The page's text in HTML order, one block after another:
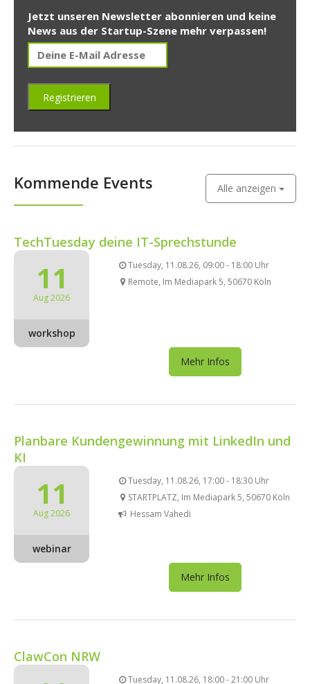
Jetzt unseren Newsletter abonnieren und keine
News aus der Startup-Szene mehr verpassen!
Kommende Events Alle anzeigen
TechTuesday deine IT-Sprechstunde
11
Aug 2026
workshop
Tuesday, 11.08.26, 09:00 - 18:00 Uhr
Remote, Im Mediapark 5, 50670 Köln
Mehr Infos
Planbare Kundengewinnung mit LinkedIn und
KI
11
Aug 2026
webinar
Tuesday, 11.08.26, 17:00 - 18:30 Uhr
STARTPLATZ, Im Mediapark 5, 50670 Köln
Hessam Vahedi
Mehr Infos
ClawCon NRW
Tuesday, 11.08.26, 18:00 - 21:00 Uhr